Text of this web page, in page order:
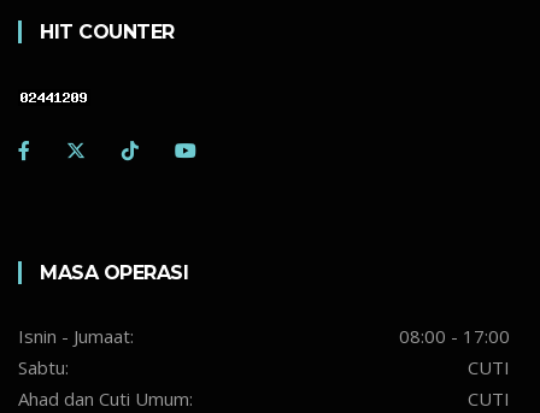
HIT COUNTER
MASA OPERASI
Isnin - Jumaat:
08:00 - 17:00
Sabtu:
CUTI
Ahad dan Cuti Umum:
CUTI